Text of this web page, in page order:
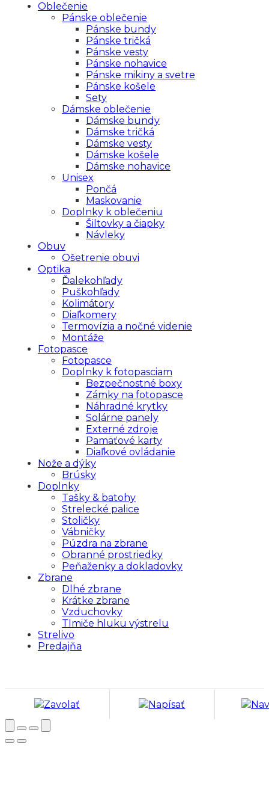
Oblečenie
Pánske oblečenie
Pánske bundy
Pánske tričká
Pánske vesty
Pánske nohavice
Pánske mikiny a svetre
Pánske košele
Sety
Dámske oblečenie
Dámske bundy
Dámske tričká
Dámske vesty
Dámske košele
Dámske nohavice
Unisex
Pončá
Maskovanie
Doplnky k oblečeniu
Šiltovky a čiapky
Návleky
Obuv
Ošetrenie obuvi
Optika
Ďalekohľady
Puškohľady
Kolimátory
Diaľkomery
Termovízia a nočné videnie
Montáže
Fotopasce
Fotopasce
Doplnky k fotopasciam
Bezpečnostné boxy
Zámky na fotopasce
Náhradné krytky
Solárne panely
Externé zdroje
Pamäťové karty
Diaľkové ovládanie
Nože a dýky
Brúsky
Doplnky
Tašky & batohy
Strelecké palice
Stoličky
Vábničky
Púzdra na zbrane
Obranné prostriedky
Peňaženky a dokladovky
Zbrane
Dlhé zbrane
Krátke zbrane
Vzduchovky
Tlmiče hluku výstrelu
Strelivo
Predajňa
Zavolať Napísať